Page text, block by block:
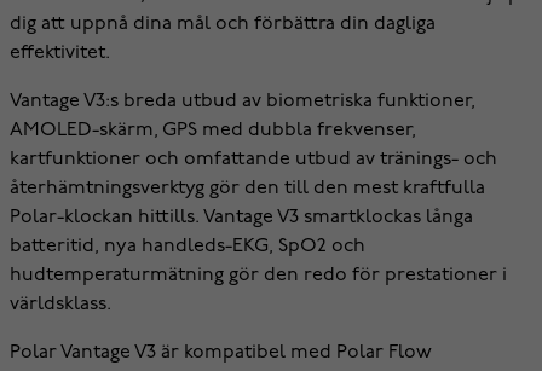
dig att uppnå dina mål och förbättra din dagliga
effektivitet.
Vantage V3:s breda utbud av biometriska funktioner,
AMOLED-skärm, GPS med dubbla frekvenser,
kartfunktioner och omfattande utbud av tränings- och
återhämtningsverktyg gör den till den mest kraftfulla
Polar-klockan hittills. Vantage V3 smartklockas långa
batteritid, nya handleds-EKG, SpO2 och
hudtemperaturmätning gör den redo för prestationer i
världsklass.
Polar Vantage V3 är kompatibel med Polar Flow